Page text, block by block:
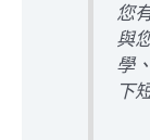
您
與
學
下